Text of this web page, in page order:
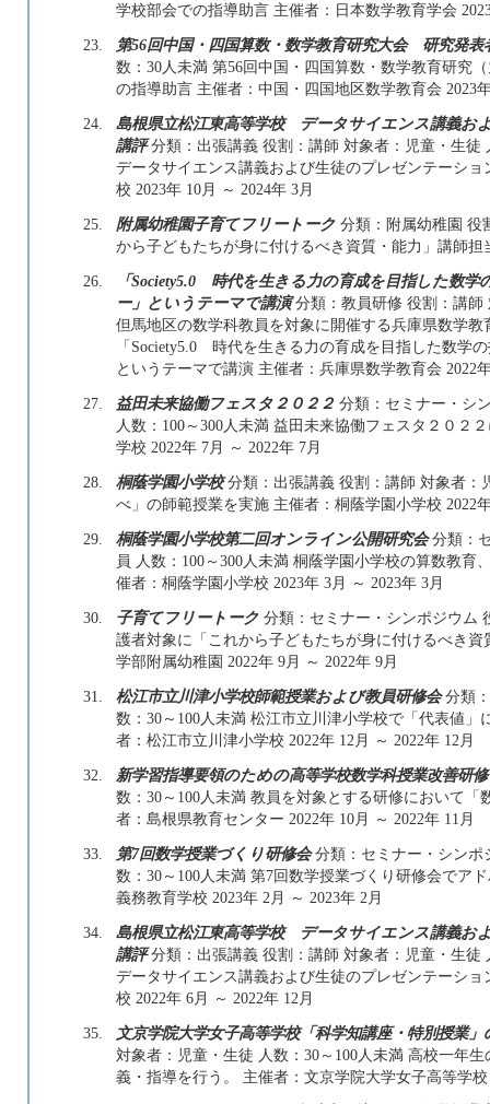
学校部会での指導助言 主催者：日本数学教育学会
23.
第56回中国・四国算数・数学教育研究大会 研究発表
数：30人未満 第56回中国・四国算数・数学教育研
の指導助言 主催者：中国・四国地区数学教育会 2023
24.
島根県立松江東高等学校 データサイエンス講義お
講評分類：出張講義 役割：講師 対象者：児童・生
データサイエンス講義および生徒のプレゼンテーシ
校 2023年 10月 ～ 2024年 3月
25.
附属幼稚園子育てフリートーク 分類：附属幼稚園 役
から子どもたちが身に付けるべき資質・能力」講師担
26.
「Society5.0 時代を生きる力の育成を目指した数
ー」というテーマで講演分類：教員研修 役割：講師
但馬地区の数学科教員を対象に開催する兵庫県数学
「Society5.0 時代を生きる力の育成を目指した数
というテーマで講演 主催者：兵庫県数学教育会 2022
27.
益田未来協働フェスタ２０２２ 分類：セミナー・シ
人数：100～300人未満 益田未来協働フェスタ２０２
学校 2022年 7月 ～ 2022年 7月
28.
桐蔭学園小学校分類：出張講義 役割：講師 対象者：
べ」の師範授業を実施 主催者：桐蔭学園小学校 2022
29.
桐蔭学園小学校第二回オンライン公開研究会分類：
員 人数：100～300人未満 桐蔭学園小学校の算数教
催者：桐蔭学園小学校 2023年 3月 ～ 2023年 3月
30.
子育てフリートーク 分類：セミナー・シンポジウム
護者対象に「これから子どもたちが身に付けるべき
学部附属幼稚園 2022年 9月 ～ 2022年 9月
31.
松江市立川津小学校師範授業および教員研修会分類
数：30～100人未満 松江市立川津小学校で「代表値
者：松江市立川津小学校 2022年 12月 ～ 2022年 12月
32.
新学習指導要領のための高等学校数学科授業改善研修
数：30～100人未満 教員を対象とする研修において
者：島根県教育センター 2022年 10月 ～ 2022年 11月
33.
第7回数学授業づくり研修会分類：セミナー・シンポ
数：30～100人未満 第7回数学授業づくり研修会でア
義務教育学校 2023年 2月 ～ 2023年 2月
34.
島根県立松江東高等学校 データサイエンス講義お
講評分類：出張講義 役割：講師 対象者：児童・生
データサイエンス講義および生徒のプレゼンテーシ
校 2022年 6月 ～ 2022年 12月
35.
文京学院大学女子高等学校「科学知講座・特別授業」
対象者：児童・生徒 人数：30～100人未満 高校一年
義・指導を行う。 主催者：文京学院大学女子高等学校